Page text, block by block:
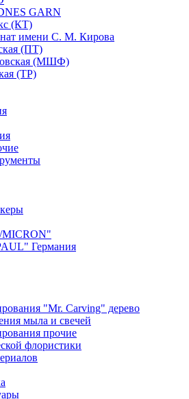
GARN
(КТ)
имени С. М. Кирова
(ПТ)
(МШФ)
(ТР)
Германия
"Mr. Carving" дерево
мыла и свечей
прочие
флористики